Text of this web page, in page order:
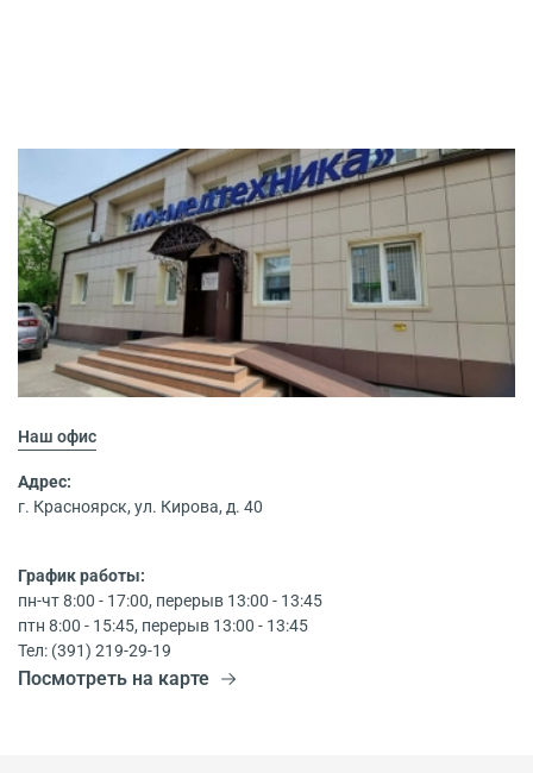
Наш офис
Адрес:
г. Красноярск, ул. Кирова, д. 40
График работы:
пн-чт 8:00 - 17:00, перерыв 13:00 - 13:45
птн 8:00 - 15:45, перерыв 13:00 - 13:45
Тел: (391) 219-29-19
Посмотреть на карте